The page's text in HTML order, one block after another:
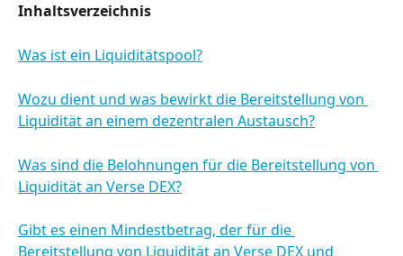
Inhaltsverzeichnis
Was ist ein Liquiditätspool?
Wozu dient und was bewirkt die Bereitstellung von
Liquidität an einem dezentralen Austausch?
Was sind die Belohnungen für die Bereitstellung von
Liquidität an Verse DEX?
Gibt es einen Mindestbetrag, der für die
Bereitstellung von Liquidität an Verse DEX und